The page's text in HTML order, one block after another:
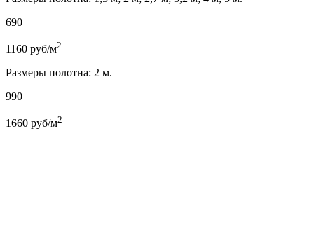
690
1160 руб/м2
Размеры полотна: 2 м.
990
1660 руб/м2